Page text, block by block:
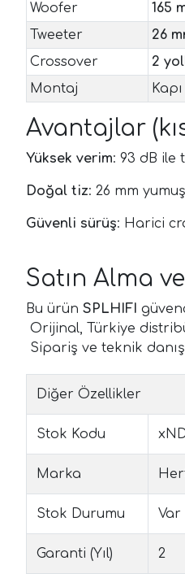
Woofer
165
Tweeter
26
Crossover
2
Montaj
Avantajlar
Yüksek verim: 93 dB ile
Doğal tiz: 26 mm
Güvenli sürüş: Harici
Satın Alma
Bu ürün SPLHIFI
Orijinal, Türkiye
Sipariş ve teknik
Diğer Özellikler
Stok Kodu
Marka
Stok Durumu Var
Garanti (Yıl) 2